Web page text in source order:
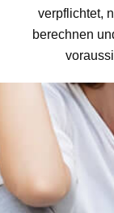
verpflichtet,
berechnen